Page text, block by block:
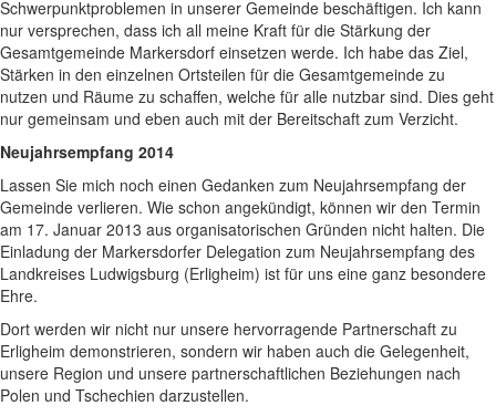
Schwerpunktproblemen in unserer Gemeinde beschäftigen. Ich kann
nur versprechen, dass ich all meine Kraft für die Stärkung der
Gesamtgemeinde Markersdorf einsetzen werde. Ich habe das Ziel,
Stärken in den einzelnen Ortsteilen für die Gesamtgemeinde zu
nutzen und Räume zu schaffen, welche für alle nutzbar sind. Dies geht
nur gemeinsam und eben auch mit der Bereitschaft zum Verzicht.
Neujahrsempfang 2014
Lassen Sie mich noch einen Gedanken zum Neujahrsempfang der
Gemeinde verlieren. Wie schon angekündigt, können wir den Termin
am 17. Januar 2013 aus organisatorischen Gründen nicht halten. Die
Einladung der Markersdorfer Delegation zum Neujahrsempfang des
Landkreises Ludwigsburg (Erligheim) ist für uns eine ganz besondere
Ehre.
Dort werden wir nicht nur unsere hervorragende Partnerschaft zu
Erligheim demonstrieren, sondern wir haben auch die Gelegenheit,
unsere Region und unsere partnerschaftlichen Beziehungen nach
Polen und Tschechien darzustellen.